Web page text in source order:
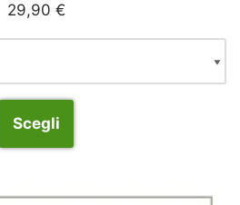
29,90 €
Scegli